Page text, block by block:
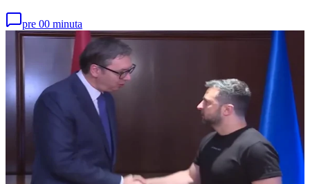
pre 00 minuta